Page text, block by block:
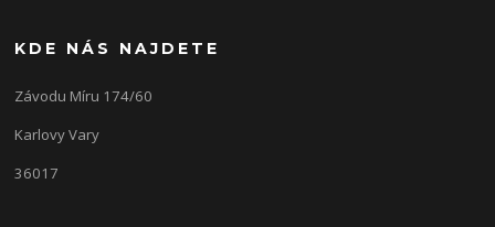
KDE NÁS NAJDETE
Závodu Míru 174/60
Karlovy Vary
36017